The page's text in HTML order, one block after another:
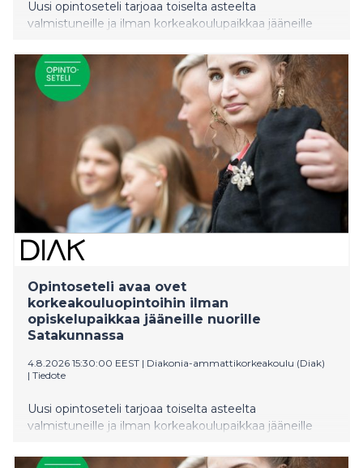
Uusi opintoseteli tarjoaa toiselta asteelta
valmistuneille ja ilman korkeakoulupaikkaa jääneille
avoimia korkeakouluopintoja täysin maksutta.
Opintoseteli otetaan valtakunnallisesti käyttöön
huomenna 5.8.2026.
Opintoseteli avaa ovet
korkeakouluopintoihin ilman
opiskelupaikkaa jääneille nuorille
Satakunnassa
4.8.2026 15:30:00 EEST | Diakonia-ammattikorkeakoulu (Diak)
| Tiedote
Uusi opintoseteli tarjoaa toiselta asteelta
valmistuneille ja ilman korkeakoulupaikkaa jääneille
avoimia korkeakouluopintoja täysin maksutta.